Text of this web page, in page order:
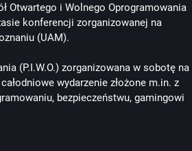
Otwartego i Wolnego Oprogramowania
konferencji zorganizowanej na
(UAM).
(P.I.W.O.) zorganizowana w sobotę na
wydarzenie złożone m.in. z
bezpieczeństwu, gamingowi